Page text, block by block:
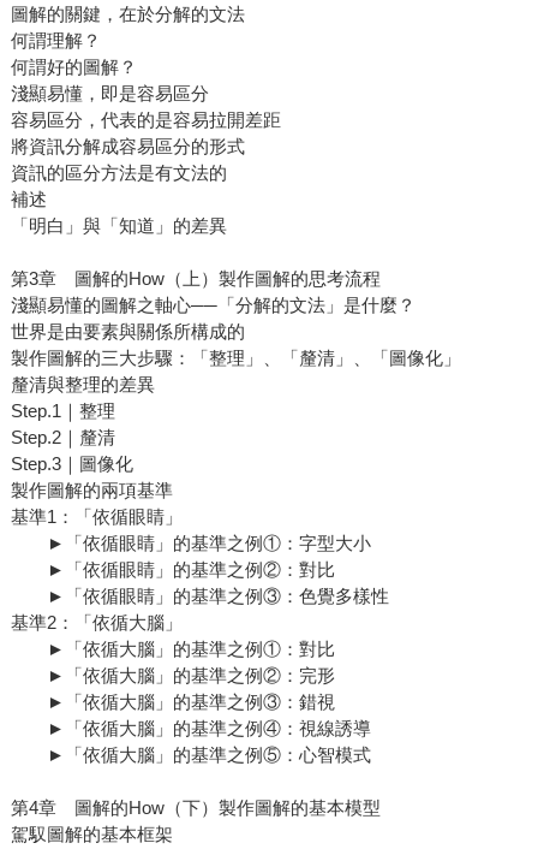
圖解的關鍵，在於分解的文法
何謂理解？
何謂好的圖解？
淺顯易懂，即是容易區分
容易區分，代表的是容易拉開差距
將資訊分解成容易區分的形式
資訊的區分方法是有文法的
補述
「明白」與「知道」的差異
第3章 圖解的How（上）製作圖解的思考流程
淺顯易懂的圖解之軸心──「分解的文法」是什麼？
世界是由要素與關係所構成的
製作圖解的三大步驟：「整理」、「釐清」、「圖像化」
釐清與整理的差異
Step.1｜整理
Step.2｜釐清
Step.3｜圖像化
製作圖解的兩項基準
基準1：「依循眼睛」
►「依循眼睛」的基準之例①：字型大小
►「依循眼睛」的基準之例②：對比
►「依循眼睛」的基準之例③：色覺多樣性
基準2：「依循大腦」
►「依循大腦」的基準之例①：對比
►「依循大腦」的基準之例②：完形
►「依循大腦」的基準之例③：錯視
►「依循大腦」的基準之例④：視線誘導
►「依循大腦」的基準之例⑤：心智模式
第4章 圖解的How（下）製作圖解的基本模型
駕馭圖解的基本框架